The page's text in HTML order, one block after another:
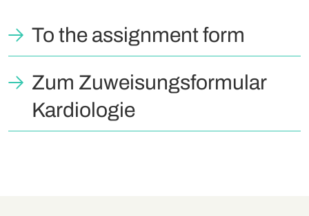
To the assignment form
Zum Zuweisungsformular
Kardiologie